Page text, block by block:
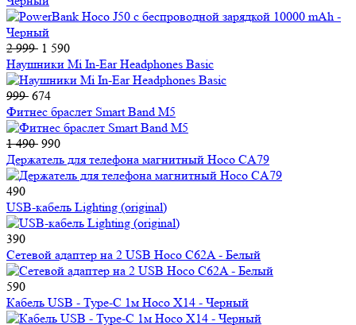
2 999 1 590
Наушники Mi In-Ear Headphones Basic
999 674
Фитнес браслет Smart Band M5
1 490 990
Держатель для телефона магнитный Hoco CA79
490
USB-кабель Lighting (original)
390
Сетевой адаптер на 2 USB Hoco C62A - Белый
590
Кабель USB - Type-C 1м Hoco X14 - Черный